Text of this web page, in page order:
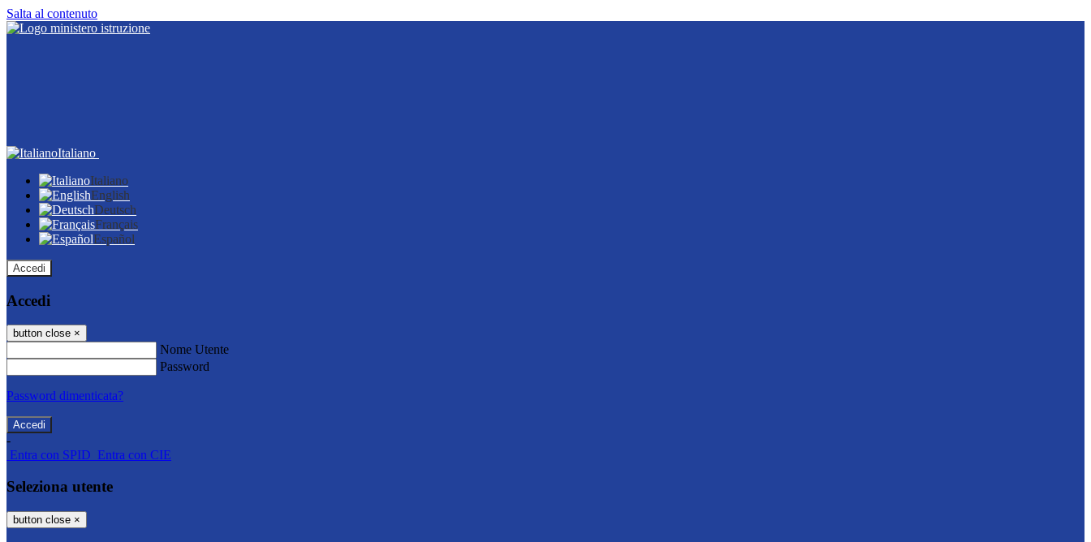
Salta al contenuto
Italiano
Italiano
English
Deutsch
Français
Español
Accedi
Accedi
button close ×
Nome Utente
Password
Password dimenticata?
-
Entra con SPID Entra con CIE
Seleziona utente
button close ×